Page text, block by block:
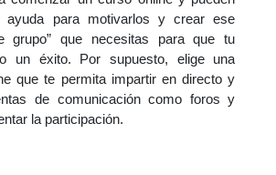
ayuda para motivarlos y crear ese
grupo” que necesitas para que tu
un éxito. Por supuesto, elige una
que te permita impartir en directo y
de comunicación como foros y
la participación.